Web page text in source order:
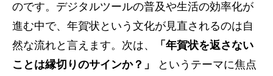
のです。デジタルツールの普及や生活の効率化が
進む中で、年賀状という文化が見直されるのは自
然な流れと言えます。次は、
「年賀状を返さない
ことは縁切りのサインか？」
というテーマに焦点